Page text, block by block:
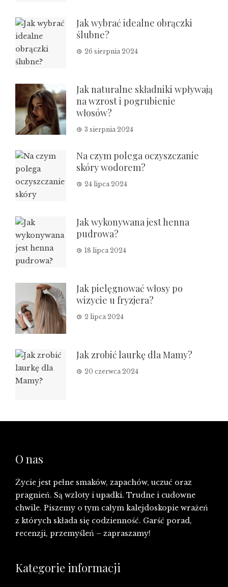
Jak wybrać idealne obrączki
ślubne?
26 sierpnia 2024
Jak naturalne składniki wpływają
na wzrost i pogrubienie
włosów?
3 sierpnia 2024
Na czym polega oczyszczanie
skóry wodorem?
24 lipca 2024
Jak wykonywana jest henna
pudrowa?
18 lipca 2024
Jak pielęgnować włosy po
wizycie u fryzjera?
2 lipca 2024
Jak zrobić laurkę dla Mamy?
20 czerwca 2024
O nas
Życie jest pełne smaków, zapachów, uczuć oraz
pragnień. Są wzloty i upadki. Trudne i cudowne
chwile. Piszemy o tym całym kalejdoskopie wrażeń
z których składa się codzienność. Garść porad,
recenzji, przemyśleń – zapraszamy!
Kategorie informacji